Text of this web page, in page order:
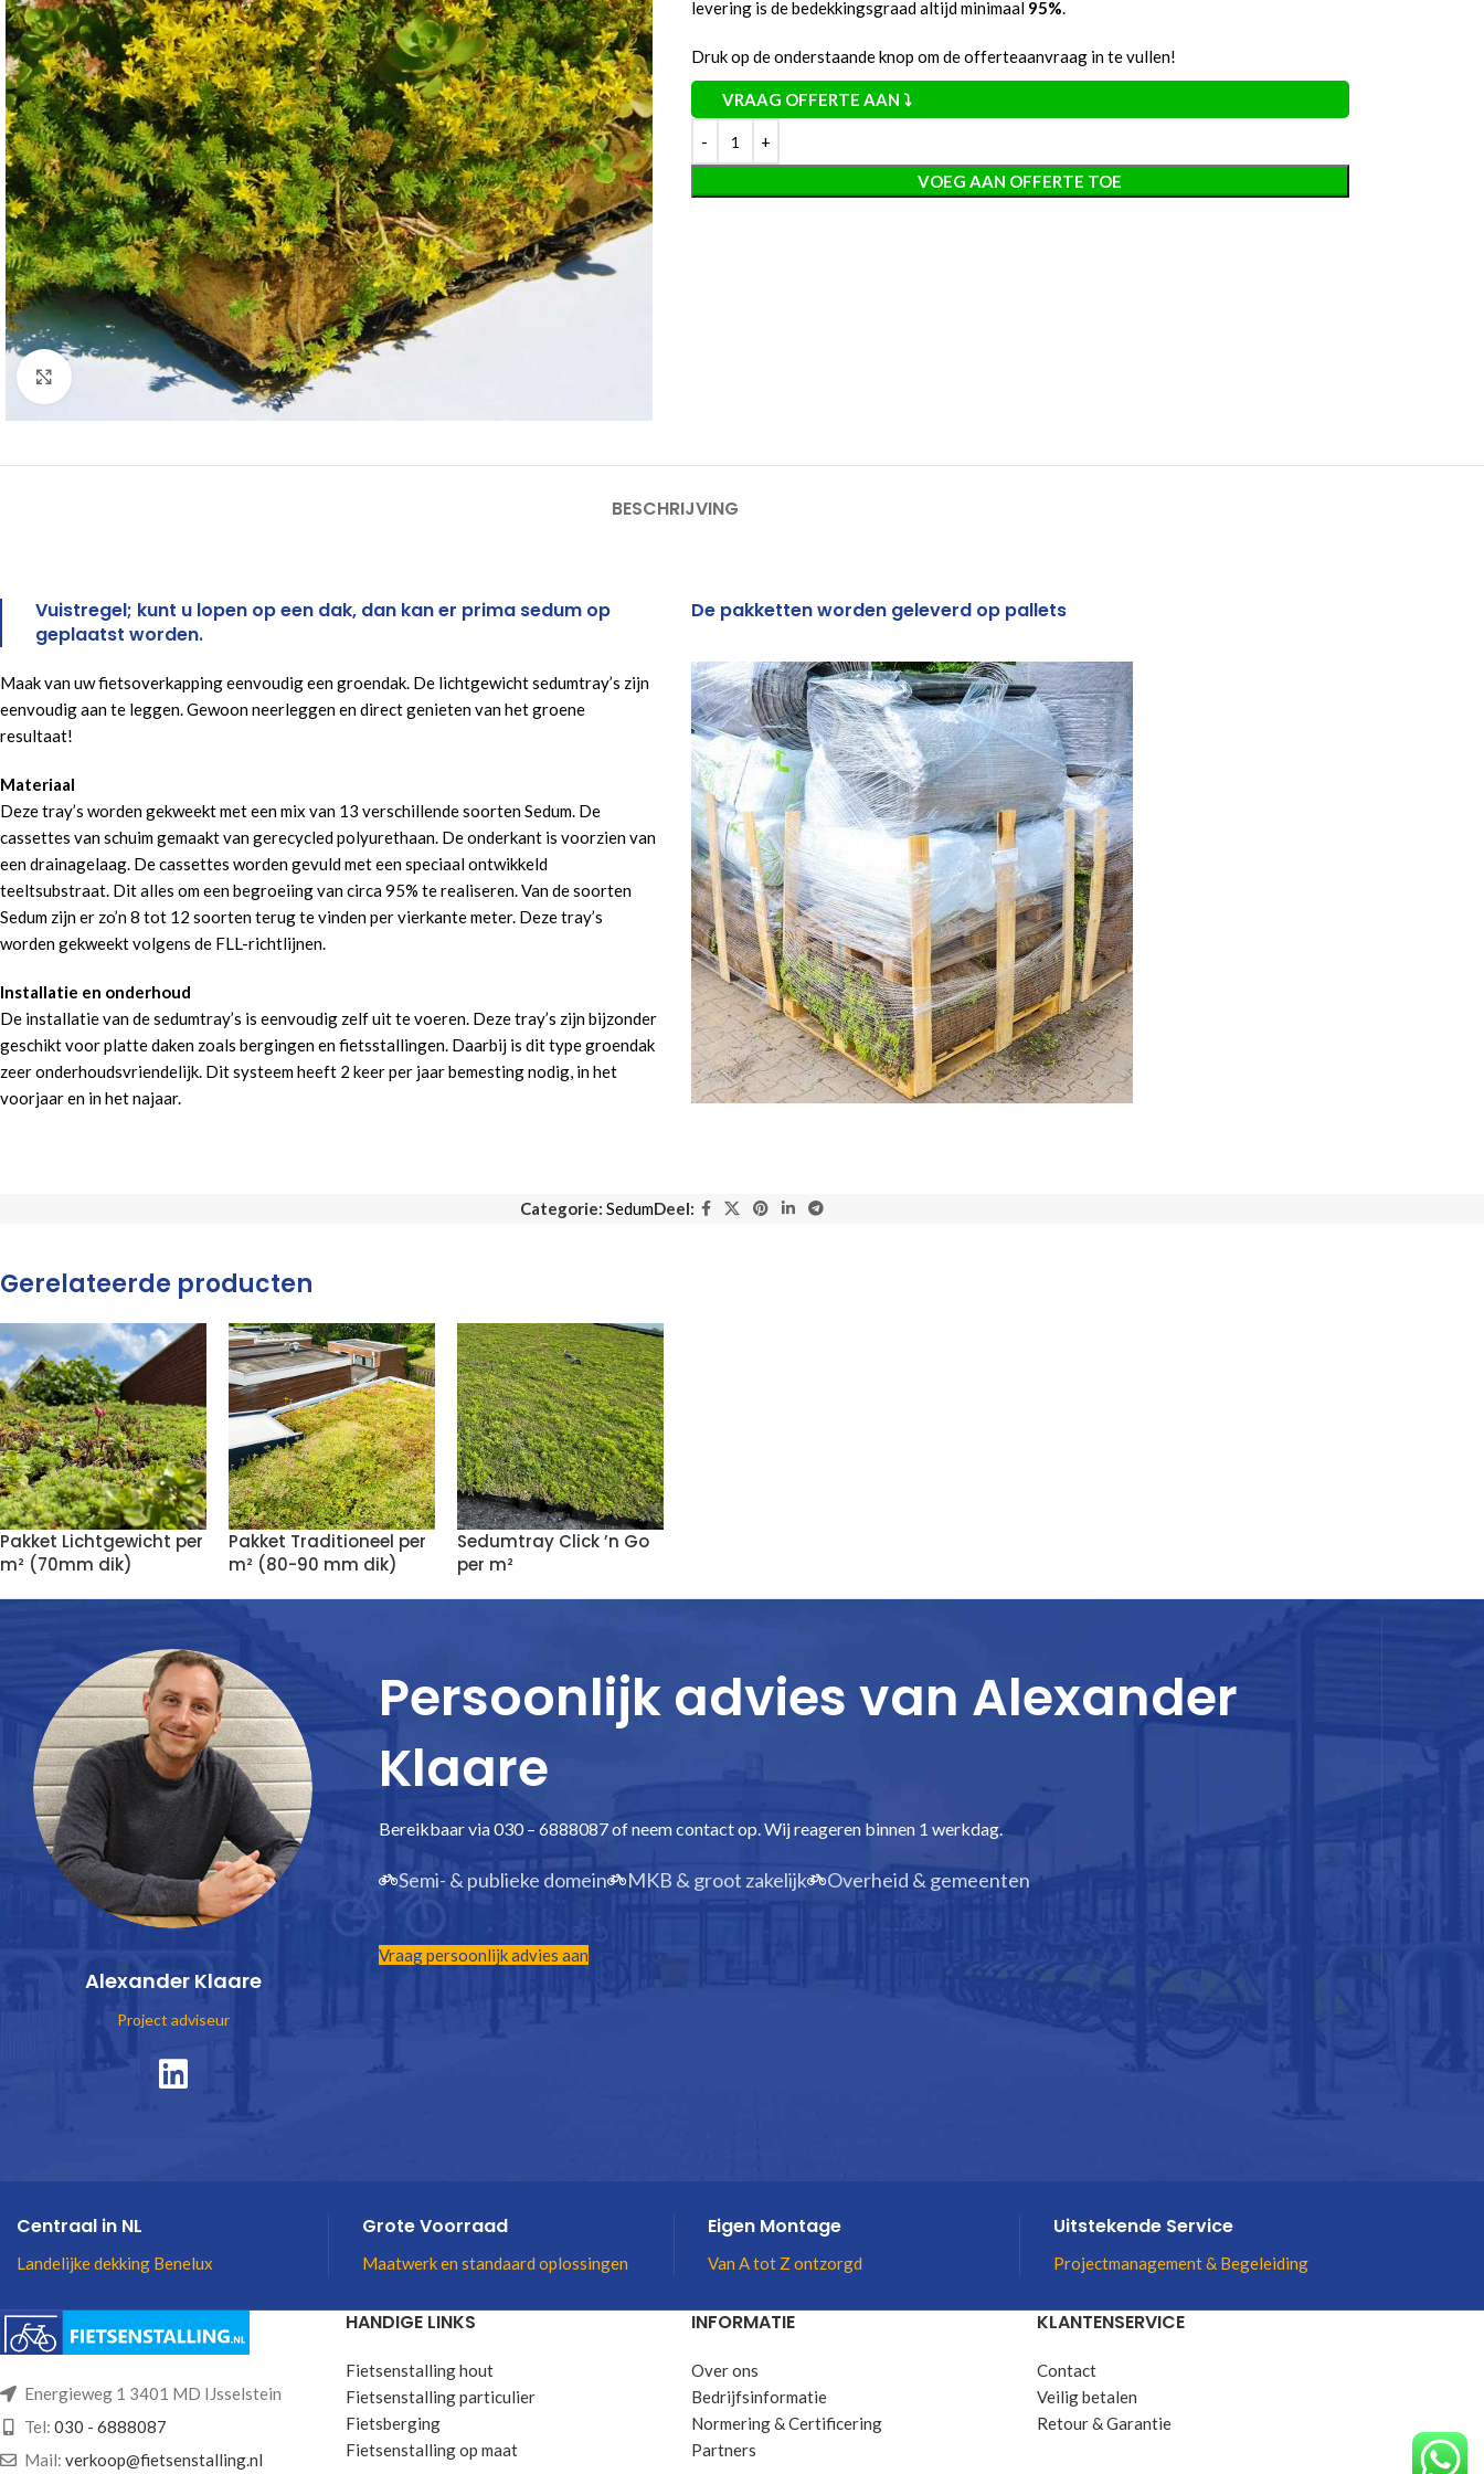
Click to enlarge
levering is de bedekkingsgraad altijd minimaal 95%.
Druk op de onderstaande knop om de offerteaanvraag in te vullen!
VRAAG OFFERTE AAN ⤵
VOEG AAN OFFERTE TOE
BESCHRIJVING
Vuistregel; kunt u lopen op een dak, dan kan er prima sedum op
geplaatst worden.
Maak van uw fietsoverkapping eenvoudig een groendak. De lichtgewicht sedumtray’s zijn
eenvoudig aan te leggen. Gewoon neerleggen en direct genieten van het groene
resultaat!
Materiaal
Deze tray’s worden gekweekt met een mix van 13 verschillende soorten Sedum. De
cassettes van schuim gemaakt van gerecycled polyurethaan. De onderkant is voorzien van
een drainagelaag. De cassettes worden gevuld met een speciaal ontwikkeld
teeltsubstraat. Dit alles om een begroeiing van circa 95% te realiseren. Van de soorten
Sedum zijn er zo’n 8 tot 12 soorten terug te vinden per vierkante meter. Deze tray’s
worden gekweekt volgens de FLL-richtlijnen.
Installatie en onderhoud
De installatie van de sedumtray’s is eenvoudig zelf uit te voeren. Deze tray’s zijn bijzonder
geschikt voor platte daken zoals bergingen en fietsstallingen. Daarbij is dit type groendak
zeer onderhoudsvriendelijk. Dit systeem heeft 2 keer per jaar bemesting nodig, in het
voorjaar en in het najaar.
De pakketten worden geleverd op pallets
Categorie: SedumDeel:
Gerelateerde producten
Pakket Lichtgewicht per
m² (70mm dik)
Pakket Traditioneel per
m² (80-90 mm dik)
Sedumtray Click ’n Go
per m²
Alexander Klaare
Project adviseur
Persoonlijk advies van Alexander
Klaare
Bereikbaar via 030 – 6888087 of neem contact op. Wij reageren binnen 1 werkdag.
Semi- & publieke domein MKB & groot zakelijk Overheid & gemeenten
Vraag persoonlijk advies aan
Centraal in NL
Landelijke dekking Benelux
Grote Voorraad
Maatwerk en standaard oplossingen
Eigen Montage
Van A tot Z ontzorgd
Uitstekende Service
Projectmanagement & Begeleiding
Energieweg 1 3401 MD IJsselstein
Tel: 030 - 6888087
Mail: verkoop@fietsenstalling.nl
HANDIGE LINKS
Fietsenstalling hout
Fietsenstalling particulier
Fietsberging
Fietsenstalling op maat
INFORMATIE
Over ons
Bedrijfsinformatie
Normering & Certificering
Partners
KLANTENSERVICE
Contact
Veilig betalen
Retour & Garantie